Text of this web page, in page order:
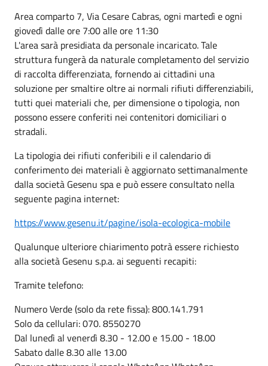
Area comparto 7, Via Cesare Cabras, ogni martedì e ogni
giovedì dalle ore 7:00 alle ore 11:30
L'area sarà presidiata da personale incaricato. Tale
struttura fungerà da naturale completamento del servizio
di raccolta differenziata, fornendo ai cittadini una
soluzione per smaltire oltre ai normali rifiuti differenziabili,
tutti quei materiali che, per dimensione o tipologia, non
possono essere conferiti nei contenitori domiciliari o
stradali.
La tipologia dei rifiuti conferibili e il calendario di
conferimento dei materiali è aggiornato settimanalmente
dalla società Gesenu spa e può essere consultato nella
seguente pagina internet:
https://www.gesenu.it/pagine/isola-ecologica-mobile
Qualunque ulteriore chiarimento potrà essere richiesto
alla società Gesenu s.p.a. ai seguenti recapiti:
Tramite telefono:
Numero Verde (solo da rete fissa): 800.141.791
Solo da cellulari: 070. 8550270
Dal lunedì al venerdì 8.30 - 12.00 e 15.00 - 18.00
Sabato dalle 8.30 alle 13.00